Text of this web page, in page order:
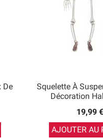
De
Squelette À
Décoration
19,99 €
AJOUTER AU